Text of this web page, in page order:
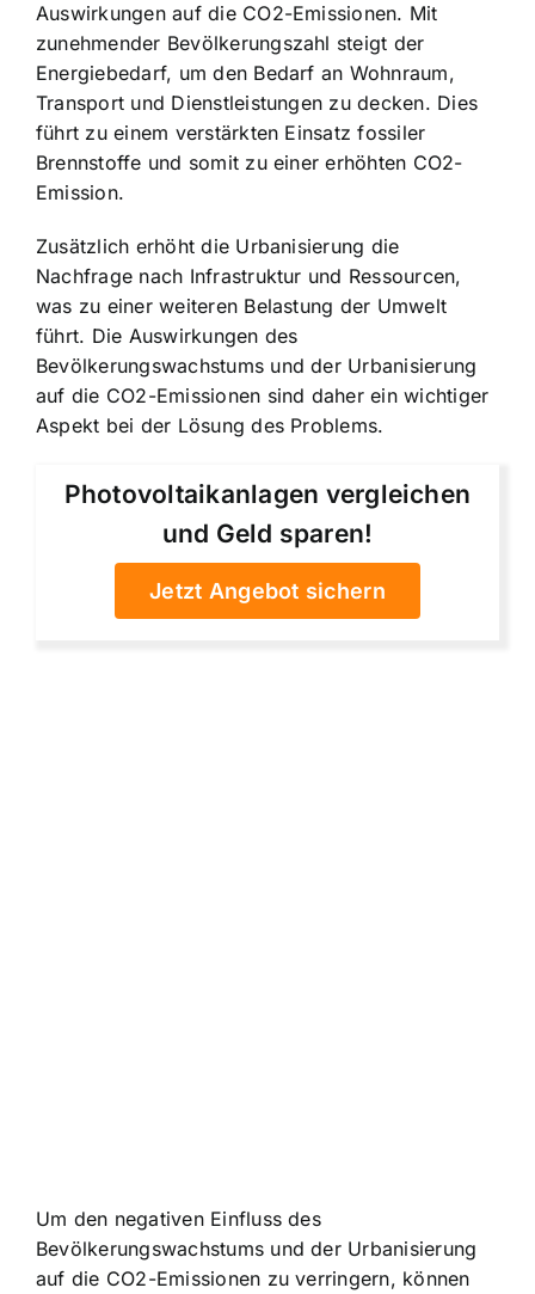
Auswirkungen auf die CO2-Emissionen. Mit
zunehmender Bevölkerungszahl steigt der
Energiebedarf, um den Bedarf an Wohnraum,
Transport und Dienstleistungen zu decken. Dies
führt zu einem verstärkten Einsatz fossiler
Brennstoffe und somit zu einer erhöhten CO2-
Emission.
Zusätzlich erhöht die Urbanisierung die
Nachfrage nach Infrastruktur und Ressourcen,
was zu einer weiteren Belastung der Umwelt
führt. Die Auswirkungen des
Bevölkerungswachstums und der Urbanisierung
auf die CO2-Emissionen sind daher ein wichtiger
Aspekt bei der Lösung des Problems.
Photovoltaikanlagen vergleichen
und Geld sparen!
Jetzt Angebot sichern
Um den negativen Einfluss des
Bevölkerungswachstums und der Urbanisierung
auf die CO2-Emissionen zu verringern, können